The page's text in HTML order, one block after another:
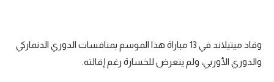
وقاد ميتيلاند في 13 مباراة هذا الموسم بمنافسات الدوري الدنماركي
والدوري الأوربي، ولم يتعرض للخسارة رغم إقالته.